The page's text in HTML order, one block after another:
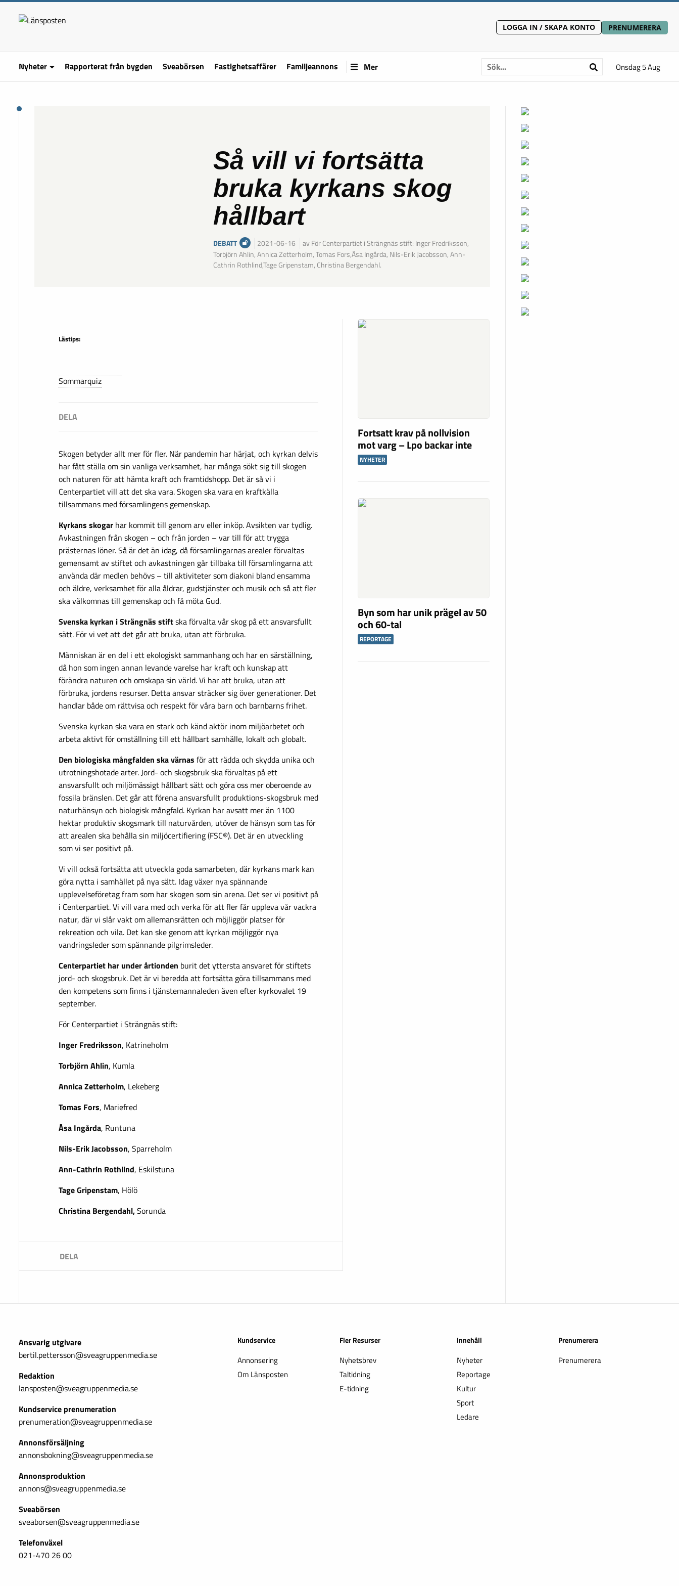
LOGGA IN / SKAPA KONTO PRENUMERERA
Nyheter Rapporterat från bygden Sveabörsen Fastighetsaffärer Familjeannons Mer Onsdag 5 Aug
Så vill vi fortsätta
bruka kyrkans skog
hållbart
DEBATT 2021-06-16
av För Centerpartiet i Strängnäs stift: Inger Fredriksson,
Torbjörn Ahlin, Annica Zetterholm, Tomas Fors,Åsa Ingårda, Nils-Erik Jacobsson, Ann-
Cathrin Rothlind,Tage Gripenstam, Christina Bergendahl.
Lästips:
Sommarquiz
Skogen betyder allt mer för fler. När pandemin har härjat, och kyrkan delvis
har fått ställa om sin vanliga verksamhet, har många sökt sig till skogen
och naturen för att hämta kraft och framtidshopp. Det är så vi i
Centerpartiet vill att det ska vara. Skogen ska vara en kraftkälla
tillsammans med församlingens gemenskap.
Kyrkans skogar har kommit till genom arv eller inköp. Avsikten var tydlig.
Avkastningen från skogen – och från jorden – var till för att trygga
prästernas löner. Så är det än idag, då församlingarnas arealer förvaltas
gemensamt av stiftet och avkastningen går tillbaka till församlingarna att
använda där medlen behövs – till aktiviteter som diakoni bland ensamma
och äldre, verksamhet för alla åldrar, gudstjänster och musik och så att fler
ska välkomnas till gemenskap och få möta Gud.
Svenska kyrkan i Strängnäs stiftska förvalta vår skog på ett ansvarsfullt
sätt. För vi vet att det går att bruka, utan att förbruka.
Människan är en del i ett ekologiskt sammanhang och har en särställning,
då hon som ingen annan levande varelse har kraft och kunskap att
förändra naturen och omskapa sin värld. Vi har att bruka, utan att
förbruka, jordens resurser. Detta ansvar sträcker sig över generationer. Det
handlar både om rättvisa och respekt för våra barn och barnbarns frihet.
Svenska kyrkan ska vara en stark och känd aktör inom miljöarbetet och
arbeta aktivt för omställning till ett hållbart samhälle, lokalt och globalt.
Den biologiska mångfalden ska värnas för att rädda och skydda unika och
utrotningshotade arter. Jord- och skogsbruk ska förvaltas på ett
ansvarsfullt och miljömässigt hållbart sätt och göra oss mer oberoende av
fossila bränslen. Det går att förena ansvarsfullt produktions-skogsbruk med
naturhänsyn och biologisk mångfald. Kyrkan har avsatt mer än 1100
hektar produktiv skogsmark till naturvården, utöver de hänsyn som tas för
att arealen ska behålla sin miljöcertifiering (FSC®). Det är en utveckling
som vi ser positivt på.
Vi vill också fortsätta att utveckla goda samarbeten, där kyrkans mark kan
göra nytta i samhället på nya sätt. Idag växer nya spännande
upplevelseföretag fram som har skogen som sin arena. Det ser vi positivt på
i Centerpartiet. Vi vill vara med och verka för att fler får uppleva vår vackra
natur, där vi slår vakt om allemansrätten och möjliggör platser för
rekreation och vila. Det kan ske genom att kyrkan möjliggör nya
vandringsleder som spännande pilgrimsleder.
Centerpartiet har under årtionden burit det yttersta ansvaret för stiftets
jord- och skogsbruk. Det är vi beredda att fortsätta göra tillsammans med
den kompetens som finns i tjänstemannaleden även efter kyrkovalet 19
september.
För Centerpartiet i Strängnäs stift:
Inger Fredriksson, Katrineholm
Torbjörn Ahlin, Kumla
Annica Zetterholm, Lekeberg
Tomas Fors, Mariefred
Åsa Ingårda, Runtuna
Nils-Erik Jacobsson, Sparreholm
Ann-Cathrin Rothlind, Eskilstuna
Tage Gripenstam, Hölö
Christina Bergendahl,Sorunda
Fortsatt krav på nollvision
mot varg – Lpo backar inte
NYHETER
Byn som har unik prägel av 50
och 60-tal
REPORTAGE
Ansvarig utgivare
bertil.pettersson@sveagruppenmedia.se
Redaktion
lansposten@sveagruppenmedia.se
Kundservice prenumeration
prenumeration@sveagruppenmedia.se
Annonsförsäljning
annonsbokning@sveagruppenmedia.se
Annonsproduktion
annons@sveagruppenmedia.se
Sveabörsen
sveaborsen@sveagruppenmedia.se
Telefonväxel
021-470 26 00
Kundservice
Annonsering
Om Länsposten
Fler Resurser
Nyhetsbrev
Taltidning
E-tidning
Innehåll
Nyheter
Reportage
Kultur
Sport
Ledare
Prenumerera
Prenumerera